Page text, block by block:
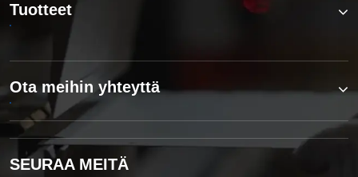
Tuotteet
Ota meihin yhteyttä
SEURAA MEITÄ